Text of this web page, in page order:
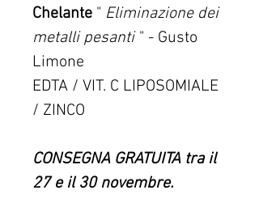
Chelante " Eliminazione dei
metalli pesanti" - Gusto
Limone
EDTA / VIT. C LIPOSOMIALE
/ ZINCO
CONSEGNA GRATUITA tra il
27 e il 30 novembre.